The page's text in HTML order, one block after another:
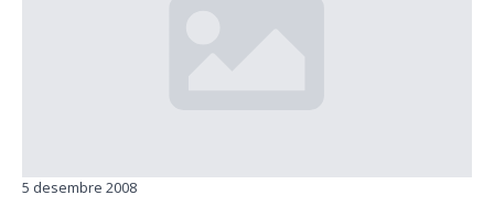
5 desembre 2008